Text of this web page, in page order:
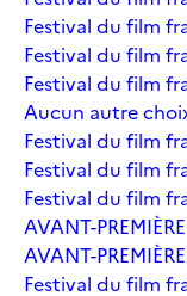
Festival du film
Festival du film
Festival du film
Aucun autre
Festival du film
Festival du film
Festival du film
AVANT-
AVANT-
Festival du film